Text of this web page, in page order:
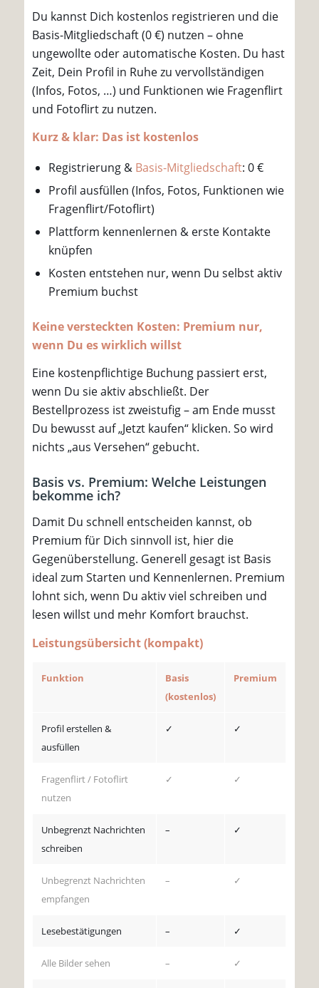
Du kannst Dich kostenlos registrieren und die
Basis-Mitgliedschaft (0 €) nutzen – ohne
ungewollte oder automatische Kosten. Du hast
Zeit, Dein Profil in Ruhe zu vervollständigen
(Infos, Fotos, …) und Funktionen wie Fragenflirt
und Fotoflirt zu nutzen.
Kurz & klar: Das ist kostenlos
Registrierung & Basis-Mitgliedschaft: 0 €
Profil ausfüllen (Infos, Fotos, Funktionen wie
Fragenflirt/Fotoflirt)
Plattform kennenlernen & erste Kontakte
knüpfen
Kosten entstehen nur, wenn Du selbst aktiv
Premium buchst
Keine versteckten Kosten: Premium nur,
wenn Du es wirklich willst
Eine kostenpflichtige Buchung passiert erst,
wenn Du sie aktiv abschließt. Der
Bestellprozess ist zweistufig – am Ende musst
Du bewusst auf „Jetzt kaufen“ klicken. So wird
nichts „aus Versehen“ gebucht.
Basis vs. Premium: Welche Leistungen
bekomme ich?
Damit Du schnell entscheiden kannst, ob
Premium für Dich sinnvoll ist, hier die
Gegenüberstellung. Generell gesagt ist Basis
ideal zum Starten und Kennenlernen. Premium
lohnt sich, wenn Du aktiv viel schreiben und
lesen willst und mehr Komfort brauchst.
Leistungsübersicht (kompakt)
Funktion
Basis
(kostenlos)
Premium
Profil erstellen &
ausfüllen
✓ ✓
Fragenflirt / Fotoflirt
nutzen
✓ ✓
Unbegrenzt Nachrichten
schreiben
– ✓
Unbegrenzt Nachrichten
empfangen
– ✓
Lesebestätigungen – ✓
Alle Bilder sehen – ✓